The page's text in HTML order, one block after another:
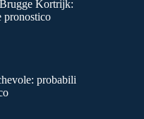
Kortrijk:
pronostico
probabili